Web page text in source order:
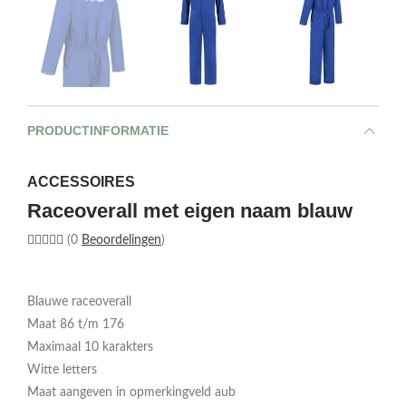
PRODUCTINFORMATIE
ACCESSOIRES
Raceoverall met eigen naam blauw
(0 Beoordelingen)
Blauwe raceoverall
Maat 86 t/m 176
Maximaal 10 karakters
Witte letters
Maat aangeven in opmerkingveld aub